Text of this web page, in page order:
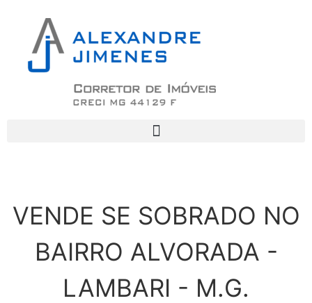
VENDE SE SOBRADO NO
BAIRRO ALVORADA -
LAMBARI - M.G.